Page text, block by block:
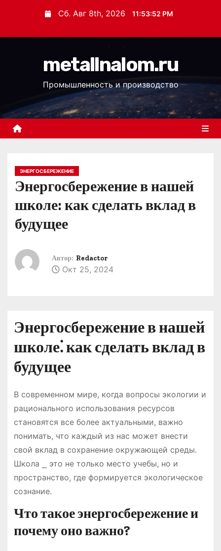
с
Сб. Авг 8th, 2026 11:53:52 PM
metallnalom.ru
Промышленность и производство
ЭНЕРГОСБЕРЕЖЕНИЕ
Энергосбережение в нашей
школе: как сделать вклад в
будущее
Автор: Redactor
Окт 25, 2024
Энергосбережение в нашей
школе⁚ как сделать вклад в
будущее
В современном мире, когда вопросы экологии и
рационального использования ресурсов
становятся все более актуальными, важно
понимать, что каждый из нас может внести
свой вклад в сохранение окружающей среды․
Школа ⎯ это не только место учебы, но и
пространство, где формируется экологическое
сознание․
Что такое энергосбережение и
почему оно важно?